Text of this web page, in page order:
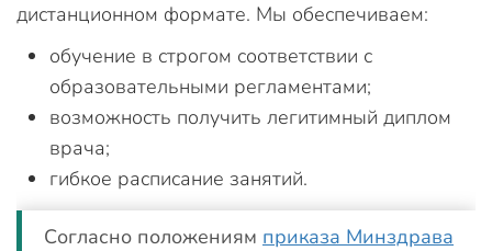
дистанционном формате. Мы обеспечиваем:
обучение в строгом соответствии с
образовательными регламентами;
возможность получить легитимный диплом
врача;
гибкое расписание занятий.
Согласно положениям приказа Минздрава